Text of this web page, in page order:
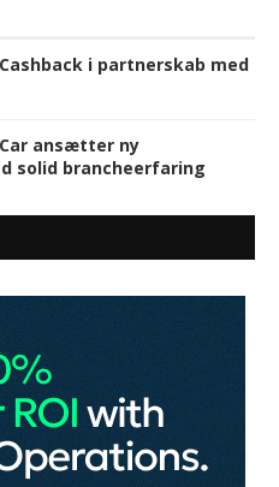
i partnerskab med
ansætter ny
solid brancheerfaring